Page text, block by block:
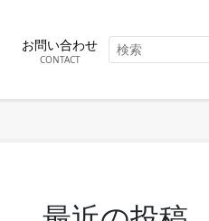
お問い合わせ
CONTACT